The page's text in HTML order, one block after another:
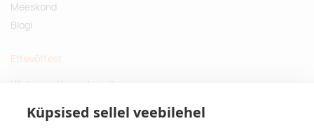
Küpsised sellel veebilehel
Meeskond
Blogi
Ettevõttest
Küsimused ja vastused
Privaatsuspoliitika